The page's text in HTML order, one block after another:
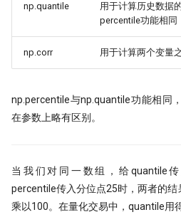
np.quantile
用于计算历史数据
percentile功能相同
np.corr 用于计算两个变量
np.percentile与np.quantile功能相同
在参数上略有区别。
当我们对同一数组，给quantile
percentile传入分位点25时，两者的
乘以100。在量化交易中，quantile用